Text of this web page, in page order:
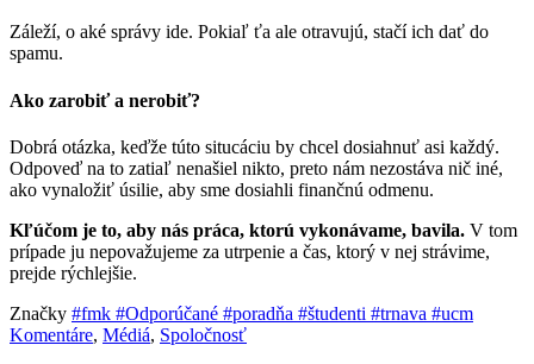
Záleží, o aké správy ide. Pokiaľ ťa ale otravujú, stačí ich dať do
spamu.
Ako zarobiť a nerobiť?
Dobrá otázka, keďže túto situcáciu by chcel dosiahnuť asi každý.
Odpoveď na to zatiaľ nenašiel nikto, preto nám nezostáva nič iné,
ako vynaložiť úsilie, aby sme dosiahli finančnú odmenu.
Kľúčom je to, aby nás práca, ktorú vykonávame, bavila. V tom
prípade ju nepovažujeme za utrpenie a čas, ktorý v nej strávime,
prejde rýchlejšie.
Značky #fmk #Odporúčané #poradňa #študenti #trnava #ucm
Komentáre, Médiá, Spoločnosť